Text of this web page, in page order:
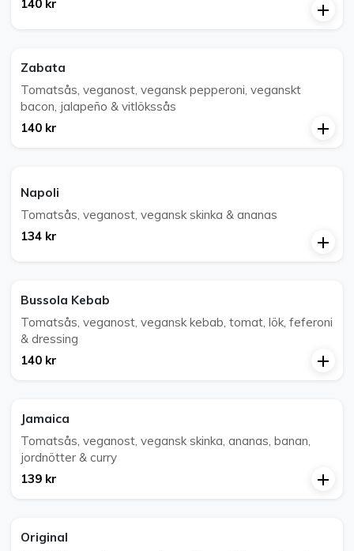
140 kr
Zabata
Tomatsås, veganost, vegansk pepperoni, veganskt
bacon, jalapeño & vitlökssås
140 kr
Napoli
Tomatsås, veganost, vegansk skinka & ananas
134 kr
Bussola Kebab
Tomatsås, veganost, vegansk kebab, tomat, lök, feferoni
& dressing
140 kr
Jamaica
Tomatsås, veganost, vegansk skinka, ananas, banan,
jordnötter & curry
139 kr
Original